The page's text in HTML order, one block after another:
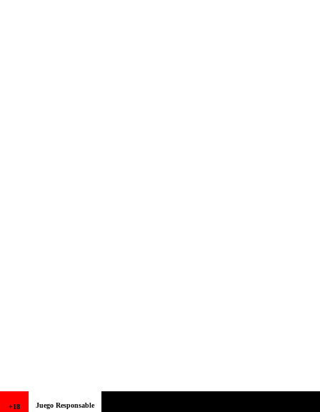
+18 Juego Responsable